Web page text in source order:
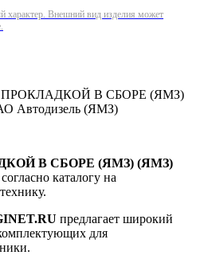
характер. Внешний вид изделия может
В СБОРЕ (ЯМЗ)
Автодизель (ЯМЗ)
В СБОРЕ (ЯМЗ) (ЯМЗ)
каталогу на
предлагает широкий
для